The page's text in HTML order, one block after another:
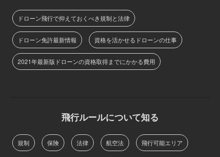
ドローン飛行で抑えておくべき規制と法律
ドローン免許最新情報 資格を活かせるドローンの仕事
2021年最新版ドローンの資格取得までにかかる費用
飛行ルールについて知る
規制 保険 法律 航空法 飛行可能エリア